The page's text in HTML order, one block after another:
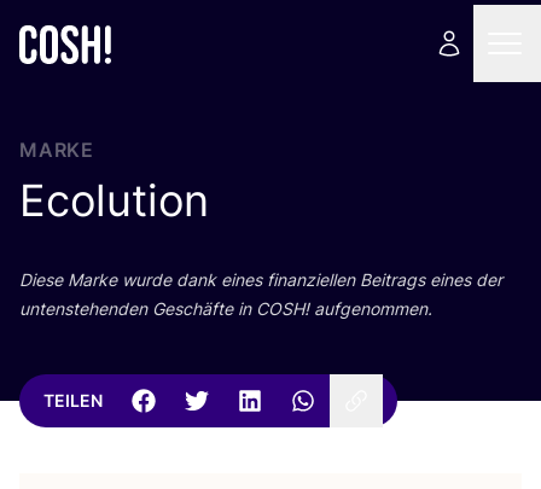
MARKE
Ecolution
Die­se Mar­ke wur­de dank eines finan­zi­el­len Bei­trags eines der
unten­ste­hen­den Geschäf­te in COSH! aufgenommen.
TEILEN